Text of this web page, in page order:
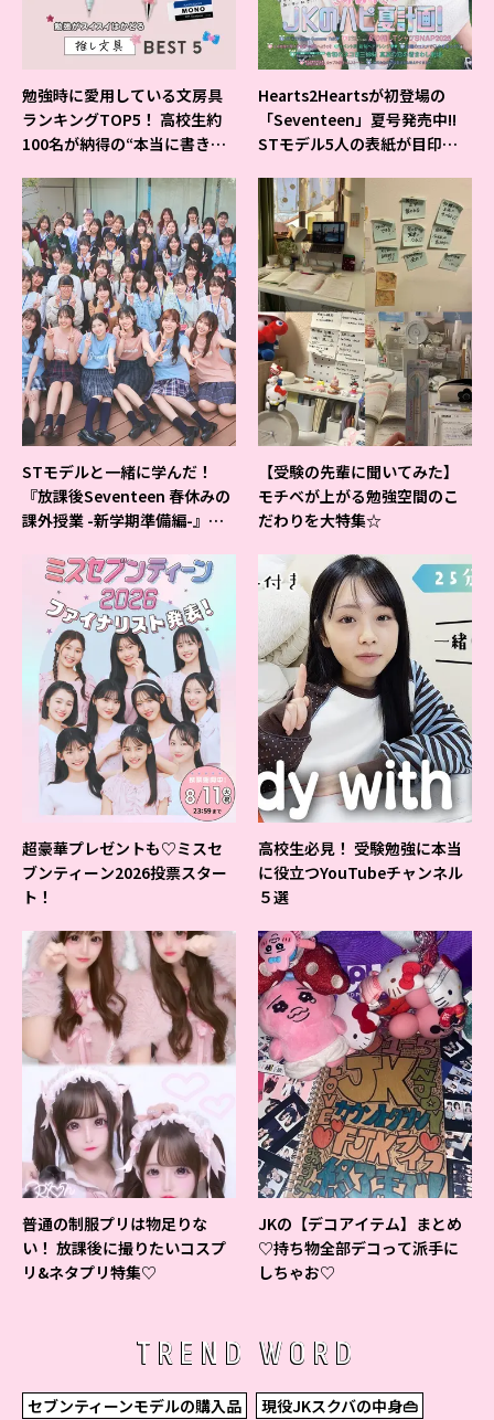
勉強時に愛用している文房具
ランキングTOP5！ 高校生約
100名が納得の“本当に書きや
Hearts2Heartsが初登場の
「Seventeen」夏号発売中!!
STモデル5人の表紙が目印だ
STモデルと一緒に学んだ！
『放課後Seventeen 春休みの
課外授業 -新学期準備編-』イ
【受験の先輩に聞いてみた】
モチベが上がる勉強空間のこ
だわりを大特集☆
超豪華プレゼントも♡ミスセ
ブンティーン2026投票スター
ト！
高校生必見！ 受験勉強に本当
に役立つYouTubeチャンネル
５選
普通の制服プリは物足りな
い！ 放課後に撮りたいコスプ
リ&ネタプリ特集♡
JKの【デコアイテム】まとめ
♡持ち物全部デコって派手に
しちゃお♡
TREND WORD
セブンティーンモデルの購入品
現役JKスクバの中身👜